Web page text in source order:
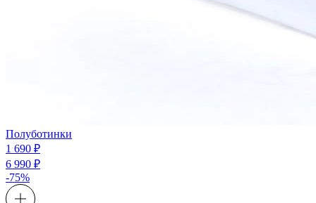
Полуботинки
1 690 ₽
6 990 ₽
-75%